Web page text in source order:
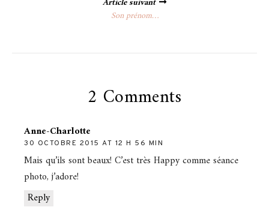
Son prénom…
2 Comments
Anne-Charlotte
30 OCTOBRE 2015 AT 12 H 56 MIN
Reply
Mais qu’ils sont beaux! C’est très Happy comme séance
photo, j’adore!